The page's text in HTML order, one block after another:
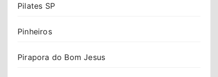
Pilates SP
Pinheiros
Pirapora do Bom Jesus